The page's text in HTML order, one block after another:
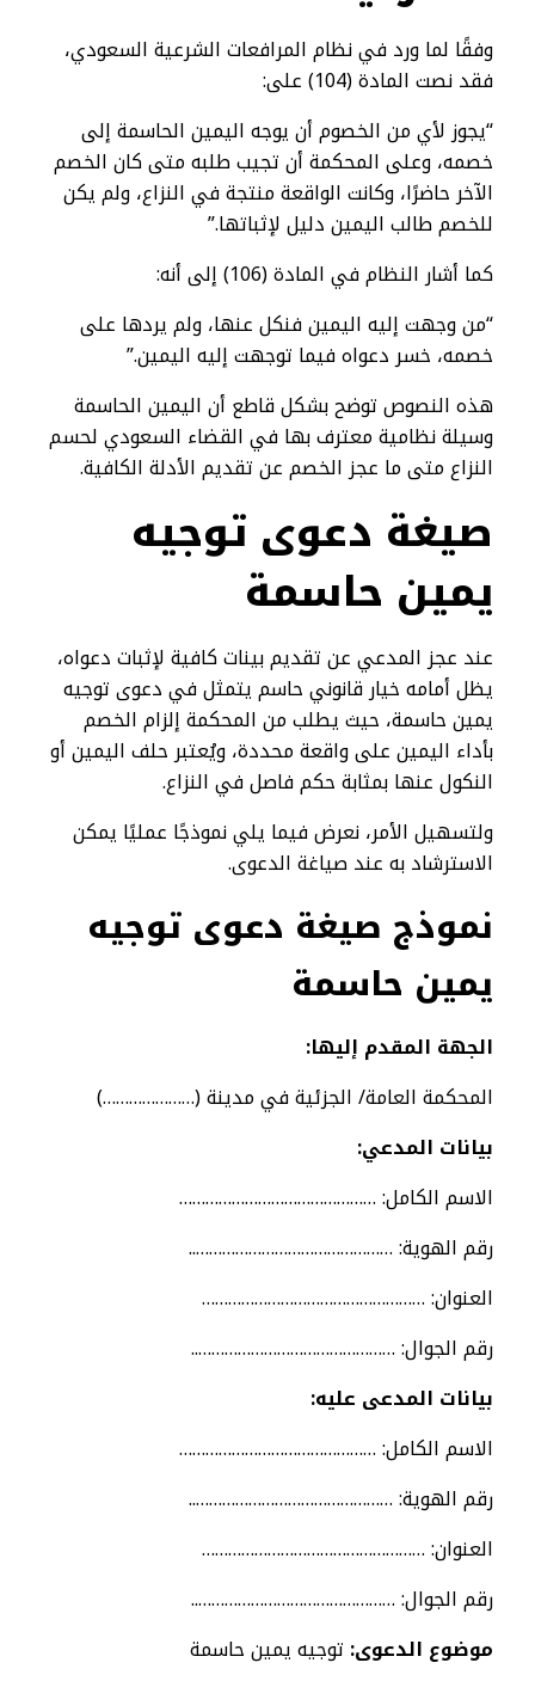
وفقًا لما ورد في نظام المرافعات الشرعية السعودي،
فقد نصت المادة (104) على:
“يجوز لأي من الخصوم أن يوجه اليمين الحاسمة إلى
خصمه، وعلى المحكمة أن تجيب طلبه متى كان الخصم
الآخر حاضرًا، وكانت الواقعة منتجة في النزاع، ولم يكن
للخصم طالب اليمين دليل لإثباتها.”
كما أشار النظام في المادة (106) إلى أنه:
“من وجهت إليه اليمين فنكل عنها، ولم يردها على
خصمه، خسر دعواه فيما توجهت إليه اليمين.”
هذه النصوص توضح بشكل قاطع أن اليمين الحاسمة
وسيلة نظامية معترف بها في القضاء السعودي لحسم
النزاع متى ما عجز الخصم عن تقديم الأدلة الكافية.
صيغة دعوى توجيه
يمين حاسمة​
عند عجز المدعي عن تقديم بينات كافية لإثبات دعواه،
يظل أمامه خيار قانوني حاسم يتمثل في دعوى توجيه
يمين حاسمة، حيث يطلب من المحكمة إلزام الخصم
بأداء اليمين على واقعة محددة، ويُعتبر حلف اليمين أو
النكول عنها بمثابة حكم فاصل في النزاع.
ولتسهيل الأمر، نعرض فيما يلي نموذجًا عمليًا يمكن
الاسترشاد به عند صياغة الدعوى.
نموذج صيغة دعوى توجيه
يمين حاسمة
الجهة المقدم إليها:
المحكمة العامة/ الجزئية في مدينة (…………………)
بيانات المدعي:
الاسم الكامل: ………………………………………
رقم الهوية: ………………………………………..
العنوان: ……………………………………………
رقم الجوال: ………………………………………..
بيانات المدعى عليه:
الاسم الكامل: ………………………………………
رقم الهوية: ………………………………………..
العنوان: ……………………………………………
رقم الجوال: ………………………………………..
موضوع الدعوى: توجيه يمين حاسمة